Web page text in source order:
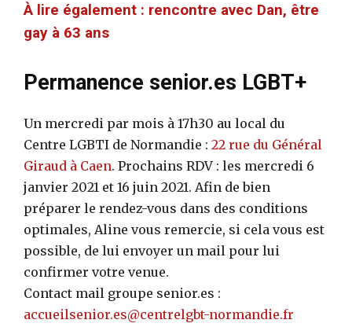
À lire également : rencontre avec Dan, être
gay à 63 ans
Permanence senior.es LGBT+
Un mercredi par mois à 17h30 au local du
Centre LGBTI de Normandie : 22 rue du Général
Giraud à Caen. Prochains RDV : les mercredi 6
janvier 2021 et 16 juin 2021. Afin de bien
préparer le rendez-vous dans des conditions
optimales, Aline vous remercie, si cela vous est
possible, de lui envoyer un mail pour lui
confirmer votre venue.
Contact mail groupe senior.es :
accueilsenior.es@centrelgbt-normandie.fr